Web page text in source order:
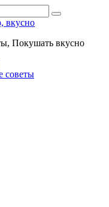
вкусно
Покушать вкусно
советы